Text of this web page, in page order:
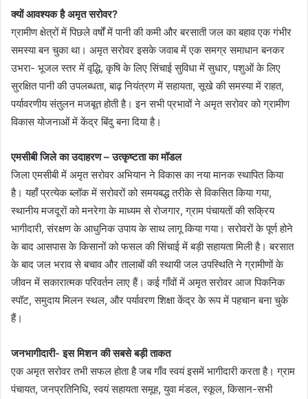
क्यों आवश्यक है अमृत सरोवर?
ग्रामीण क्षेत्रों में पिछले वर्षों में पानी की कमी और बरसाती जल का बहाव एक गंभीर
समस्या बन चुका था। अमृत सरोवर इसके जवाब में एक समग्र समाधान बनकर
उभरा- भूजल स्तर में वृद्धि, कृषि के लिए सिंचाई सुविधा में सुधार, पशुओं के लिए
सुरक्षित पानी की उपलब्धता, बाढ़ नियंत्रण में सहायता, सूखे की समस्या में राहत,
पर्यावरणीय संतुलन मजबूत होती है। इन सभी प्रभावों ने अमृत सरोवर को ग्रामीण
विकास योजनाओं में केंद्र बिंदु बना दिया है।
एमसीबी जिले का उदाहरण – उत्कृष्टता का मॉडल
जिला एमसीबी में अमृत सरोवर अभियान ने विकास का नया मानक स्थापित किया
है। यहाँ प्रत्येक ब्लॉक में सरोवरों को समयबद्ध तरीके से विकसित किया गया,
स्थानीय मजदूरों को मनरेगा के माध्यम से रोजगार, ग्राम पंचायतों की सक्रिय
भागीदारी, संरक्षण के आधुनिक उपाय के साथ लागू किया गया। सरोवरों के पूर्ण होने
के बाद आसपास के किसानों को फसल की सिंचाई में बड़ी सहायता मिली है। बरसात
के बाद जल भराव से बचाव और तालाबों की स्थायी जल उपस्थिति ने ग्रामीणों के
जीवन में सकारात्मक परिवर्तन लाए हैं। कई गाँवों में अमृत सरोवर आज पिकनिक
स्पॉट, समुदाय मिलन स्थल, और पर्यावरण शिक्षा केंद्र के रूप में पहचान बना चुके
हैं।
जनभागीदारी- इस मिशन की सबसे बड़ी ताकत
एक अमृत सरोवर तभी सफल होता है जब गाँव स्वयं इसमें भागीदारी करता है। ग्राम
पंचायत, जनप्रतिनिधि, स्वयं सहायता समूह, युवा मंडल, स्कूल, किसान-सभी